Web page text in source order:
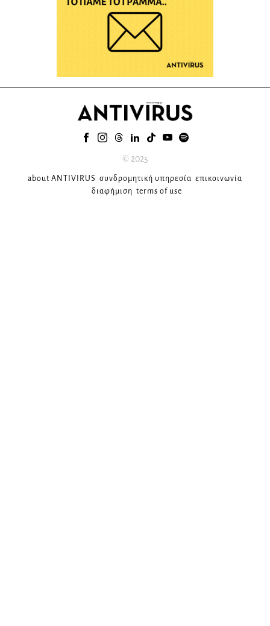
© 2025
about ANTIVIRUS συνδρομητική υπηρεσία επικοινωνία
διαφήμιση terms of use